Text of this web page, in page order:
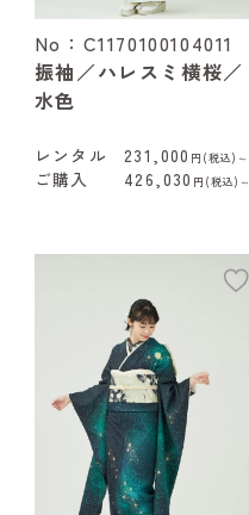
No：C1170100104011
振袖／ハレスミ横桜／
水色
レンタル 231,000 円(税込)～
ご購入 426,030 円(税込)～